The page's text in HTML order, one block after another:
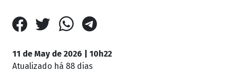
11 de May de 2026 | 10h22
Atualizado há 88 dias